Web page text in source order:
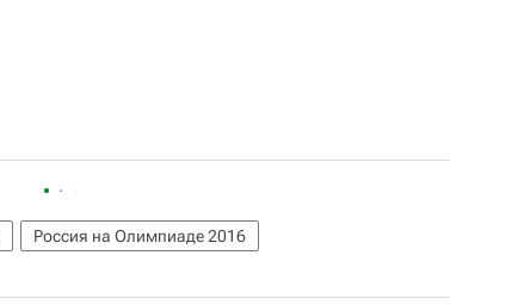
Россия на Олимпиаде 2016